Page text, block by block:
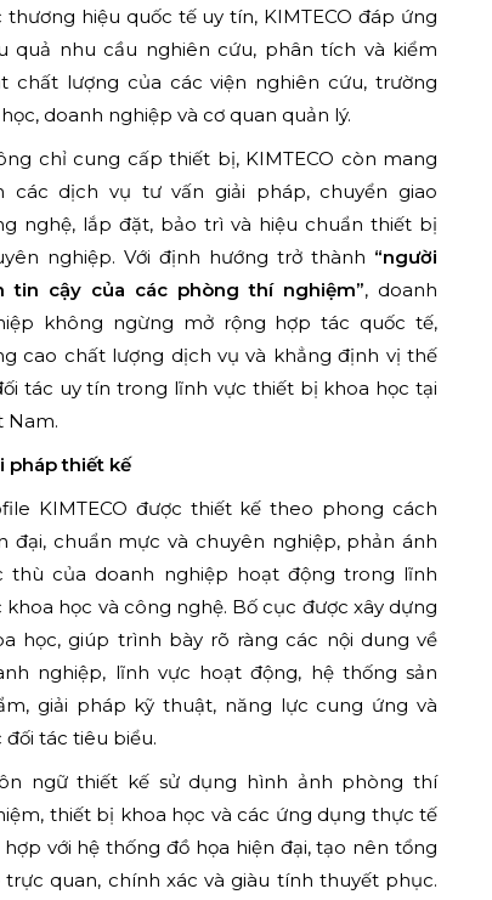
thương hiệu quốc tế uy tín, KIMTECO đáp ứng
quả nhu cầu nghiên cứu, phân tích và kiểm
chất lượng của các viện nghiên cứu, trường
doanh nghiệp và cơ quan quản lý.
chỉ cung cấp thiết bị, KIMTECO còn mang
các dịch vụ tư vấn giải pháp, chuyển giao
nghệ, lắp đặt, bảo trì và hiệu chuẩn thiết bị
nghiệp. Với định hướng trở thành “người
tin cậy của các phòng thí nghiệm”, doanh
không ngừng mở rộng hợp tác quốc tế,
cao chất lượng dịch vụ và khẳng định vị thế
tác uy tín trong lĩnh vực thiết bị khoa học tại
Nam.
pháp thiết kế
KIMTECO được thiết kế theo phong cách
đại, chuẩn mực và chuyên nghiệp, phản ánh
thù của doanh nghiệp hoạt động trong lĩnh
khoa học và công nghệ. Bố cục được xây dựng
học, giúp trình bày rõ ràng các nội dung về
nghiệp, lĩnh vực hoạt động, hệ thống sản
giải pháp kỹ thuật, năng lực cung ứng và
đối tác tiêu biểu.
ngữ thiết kế sử dụng hình ảnh phòng thí
thiết bị khoa học và các ứng dụng thực tế
hợp với hệ thống đồ họa hiện đại, tạo nên tổng
trực quan, chính xác và giàu tính thuyết phục.